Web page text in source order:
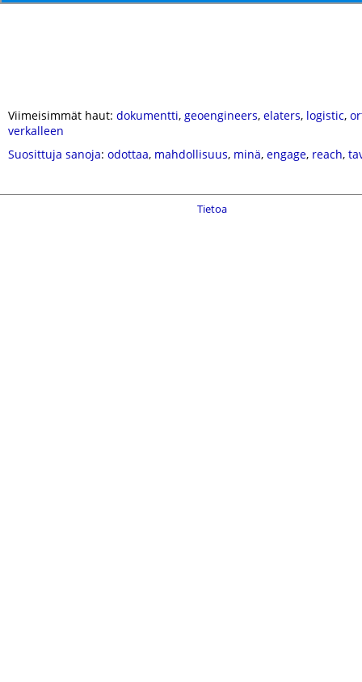
Viimeisimmät haut: dokumentti, geoengineers, elaters, logistic,
verkalleen
Suosittuja sanoja: odottaa, mahdollisuus, minä, engage, reach,
Tietoa